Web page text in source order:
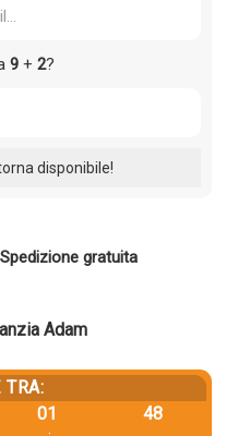
9+ 2?
Spedizione gratuita
Adam
TRA:
01
48